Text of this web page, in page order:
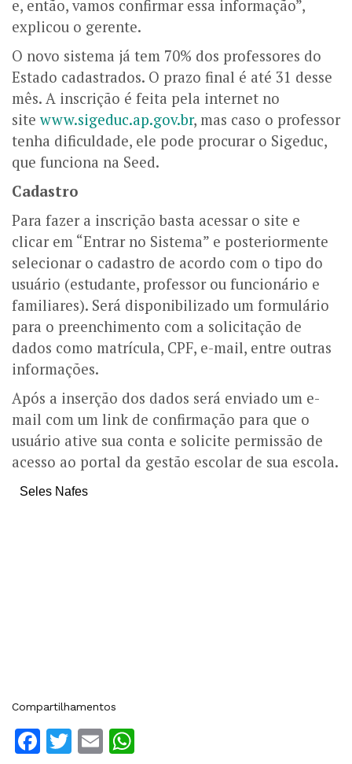
e, então, vamos confirmar essa informação”,
explicou o gerente.
O novo sistema já tem 70% dos professores do
Estado cadastrados. O prazo final é até 31 desse
mês. A inscrição é feita pela internet no
sitewww.sigeduc.ap.gov.br, mas caso o professor
tenha dificuldade, ele pode procurar o Sigeduc,
que funciona na Seed.
Cadastro
Para fazer a inscrição basta acessar o site e
clicar em “Entrar no Sistema” e posteriormente
selecionar o cadastro de acordo com o tipo do
usuário (estudante, professor ou funcionário e
familiares). Será disponibilizado um formulário
para o preenchimento com a solicitação de
dados como matrícula, CPF, e-mail, entre outras
informações.
Após a inserção dos dados será enviado um e-
mail com um link de confirmação para que o
usuário ative sua conta e solicite permissão de
acesso ao portal da gestão escolar de sua escola.
Seles Nafes
Compartilhamentos
Facebook
Twitter
Email